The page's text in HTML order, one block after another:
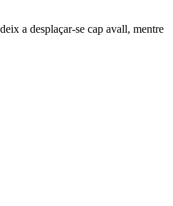
a desplaçar-se cap avall, mentre